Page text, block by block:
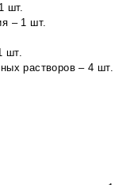
шт.
– 1 шт.
шт.
растворов – 4 шт.